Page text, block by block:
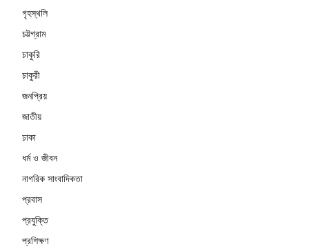
গৃহস্থলি
চট্টগ্রাম
চাকুরি
চাকুরী
জনপ্রিয়
জাতীয়
ঢাকা
ধর্ম ও জীবন
নাগরিক সাংবাদিকতা
প্রবাস
প্রযুক্তি
প্রশিক্ষণ